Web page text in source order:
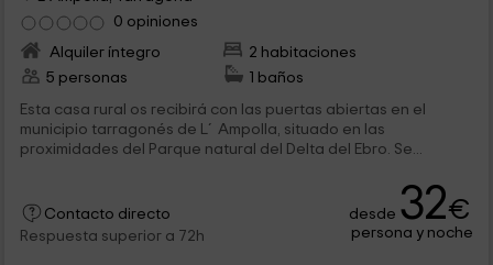
0 opiniones
Alquiler íntegro
2 habitaciones
5 personas
1 baños
Esta casa rural os recibirá con las puertas abiertas en el
municipio tarragonés de L´Ampolla, situado en las
proximidades del Parque natural del Delta del Ebro. Se...
Contacto directo
Respuesta superior a 72h
desde 32€
persona y noche